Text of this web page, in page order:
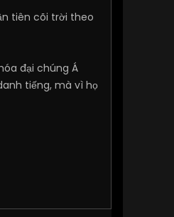
tiên cõi trời theo
đại chúng Á
tiếng, mà vì họ